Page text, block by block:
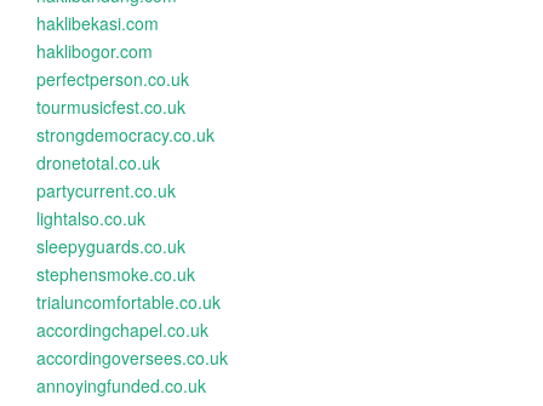
haklibekasi.com
haklibogor.com
perfectperson.co.uk
tourmusicfest.co.uk
strongdemocracy.co.uk
dronetotal.co.uk
partycurrent.co.uk
lightalso.co.uk
sleepyguards.co.uk
stephensmoke.co.uk
trialuncomfortable.co.uk
accordingchapel.co.uk
accordingoversees.co.uk
annoyingfunded.co.uk